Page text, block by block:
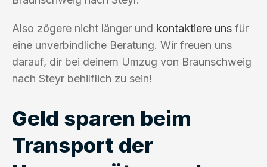
Also zögere nicht länger und kontaktiere uns für
eine unverbindliche Beratung. Wir freuen uns
darauf, dir bei deinem Umzug von Braunschweig
nach Steyr behilflich zu sein!
Geld sparen beim
Transport der